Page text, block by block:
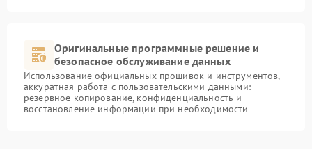
Оригинальные программные решение и
безопасное обслуживание данных
Использование официальных прошивок и инструментов,
аккуратная работа с пользовательскими данными:
резервное копирование, конфиденциальность и
восстановление информации при необходимости